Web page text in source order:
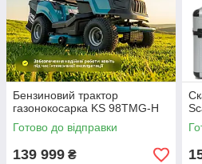
Бензиновий трактор
газонокосарка KS 98TMG-H
Готово до відправки
139 999 ₴